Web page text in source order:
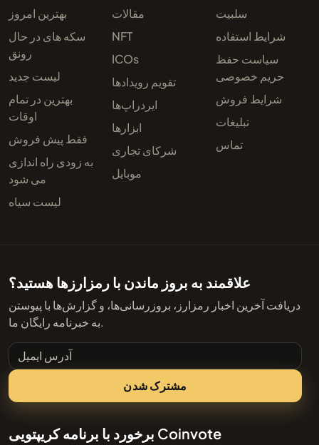
بهترین امروز
سکه های در حال
رونق
لیست جدید
بهترین در تمام
اوقات
فقط پیش فروش
به زودی راه اندازی
می شود
لیست سیاه
مقالات
NFT
ICOs
تقویم رویدادها
ایردراپ‌ها
ابزارها
شرکای تجاری
موبایل
سلبیت
شرایط استفاده
سیاست حفظ
حریم خصوصی
شرایط فروش
تبلیغات
تماس
علاقمند به بروز ماندن با رمزارزها هستید؟
دریافت آخرین اخبار رمزارز، بروزرسانی‌ها، و گزارش‌ها با پیوستن
به خبرنامه رایگان ما.
آدرس ایمیل
مشترک شدن
برخورد با برنامه کریپتویی Coinvote